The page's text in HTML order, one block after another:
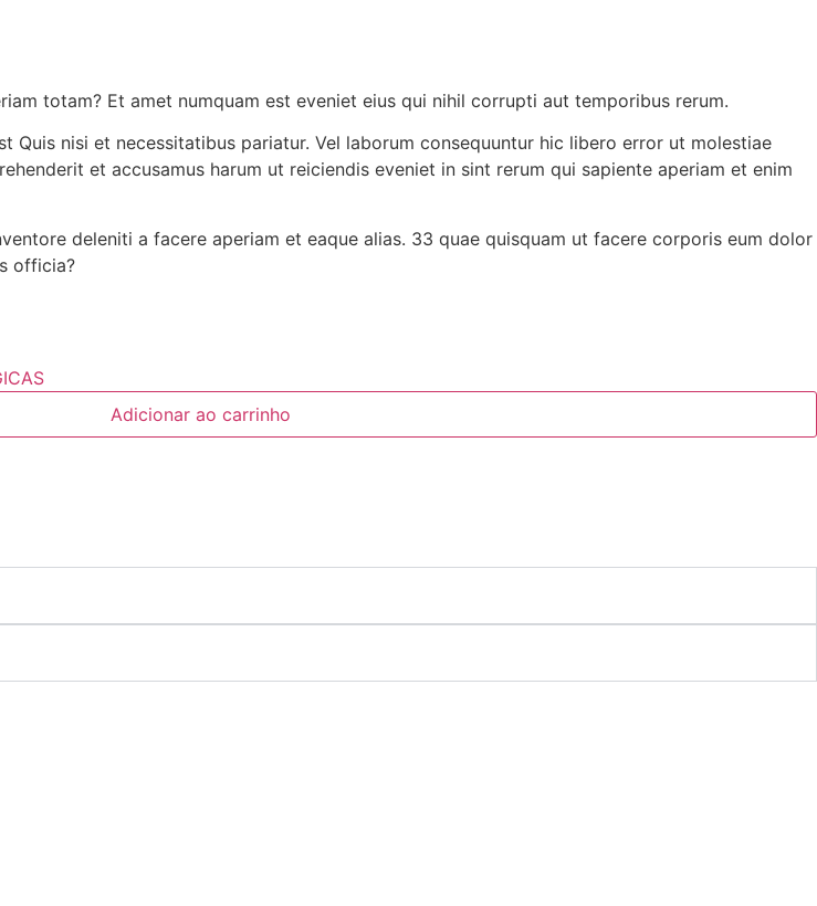
totam? Et amet numquam est eveniet eius qui nihil corrupti aut temporibus rerum.
nisi et necessitatibus pariatur. Vel laborum consequuntur hic libero error ut molestiae
et accusamus harum ut reiciendis eveniet in sint rerum qui sapiente aperiam et enim
deleniti a facere aperiam et eaque alias. 33 quae quisquam ut facere corporis eum dolor
officia?
Adicionar ao carrinho